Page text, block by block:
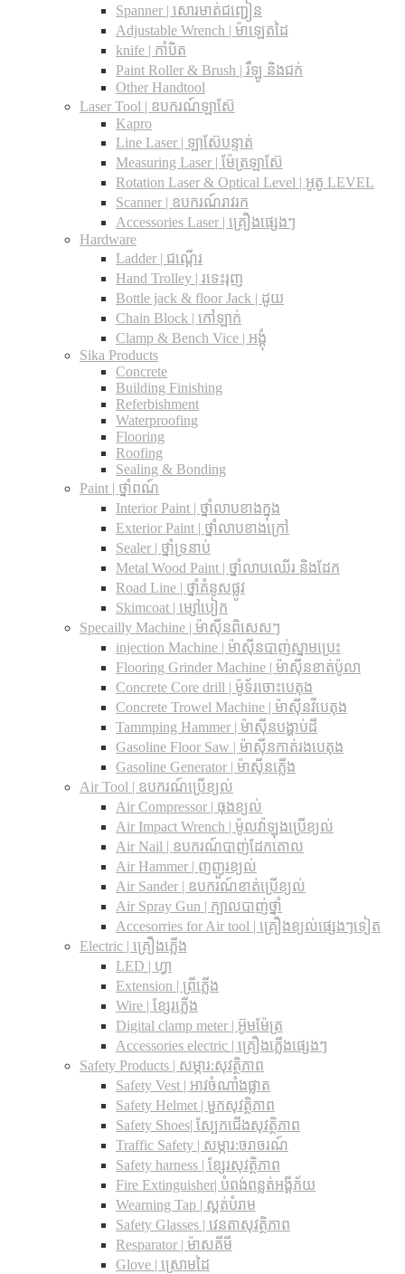
Spanner |​ សោរមាត់ជញ្ជៀន
Adjustable Wrench |​ ម៉ាឡេតដៃ
knife | កាំបិត
Paint Roller & Brush | រឺឡូ និងជក់
Other Handtool
Laser Tool | ឧបករណ៍ឡាស៊ែ
Kapro
Line Laser | ឡាស៊ែបន្ទាត់
Measuring Laser | ម៉ែត្រឡាស៊ែ
Rotation Laser & Optical Level | អូតូ LEVEL
Scanner | ឧបករណ៍រាវរក
Accessories Laser | គ្រឿងផ្សេងៗ
Hardware
Ladder | ជណ្តើរ
Hand Trolley | រទេះរុញ
Bottle jack & floor Jack​ | ដូយ
Chain Block | កៅឡាក់
Clamp & Bench Vice | អង្គុំ
Sika Products
Concrete
Building Finishing
Referbishment
Waterproofing
Flooring
Roofing
Sealing & Bonding
Paint | ថ្នាំពណ៍
Interior Paint | ថ្នាំលាបខាងក្នុង
Exterior Paint | ថ្នាំលាបខាងក្រៅ
Sealer | ថ្នាំទ្រនាប់
Metal Wood Paint | ថ្នាំលាបឈើរ និងដែក
Road Line | ថ្នាំគំនូសផ្លូវ
Skimcoat | ម្សៅបៀក
Specailly Machine | ម៉ាស៊ីនពិសេសៗ
injection Machine | ម៉ាស៊ីនបាញ់ស្នាមប្រេះ
Flooring Grinder Machine | ម៉ាស៊ីនខាត់ប៉ូលា
Concrete Core drill | ម៉ូទ័រចោះបេតុង
Concrete Trowel Machine | ម៉ាស៊ីនវីបេតុង
Tammping Hammer | ម៉ាស៊ីនបង្ហាប់ដី
Gasoline Floor Saw | ម៉ាស៊ីនកាត់រងបេតុង
Gasoline Generator | ម៉ាស៊ីនភ្លើង
Air Tool | ឧបករណ៍ប្រើខ្យល់
Air Compressor | ធុងខ្យល់
Air Impact Wrench | ម៉ូលវ៉ាឡុងប្រើខ្យល់
Air Nail | ឧបករណ៍បាញ់ដែកគោល
Air Hammer | ញញួរខ្យល់
Air Sander | ឧបករណ៍ខាត់ប្រើខ្យល់
Air Spray Gun | ក្បាលបាញ់ថ្នាំ
Accesorries for Air tool | គ្រឿងខ្យល់ផ្សេងៗទៀត
Electric | គ្រឿងភ្លើង
LED | ហ្វា
Extension | ព្រីភ្លើង
Wire | ខ្សែរភ្លើង
Digital clamp meter | អ៊ូមម៉ែត្រ
Accessories electric | គ្រឿងភ្លើងផ្សេងៗ
Safety Products | សម្ភារ:សុវត្ថិភាព
Safety Vest | អាវចំណាំងផ្លាត
Safety Helmet | មួកសុវត្ថិភាព
Safety Shoes| ស្បែកជើងសុវត្ថិភាព
Traffic Safety​ | សម្ភារ:ចរាចរណ៍
Safety harness | ខ្សែរសុវត្ថិភាព
Fire Extinguisher| បំពង់ពន្លត់អង្គីភ័យ
Wearning Tap | ស្គត់បំរាម
Safety Glasses | វេនតាសុវត្ថិភាព
Resparator | ម៉ាសគីមី
Glove | ស្រោមដៃ